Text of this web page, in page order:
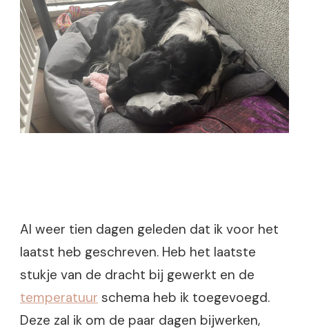
Al weer tien dagen geleden dat ik voor het
laatst heb geschreven. Heb het laatste
stukje van de dracht bij gewerkt en de
temperatuur schema heb ik toegevoegd.
Deze zal ik om de paar dagen bijwerken,